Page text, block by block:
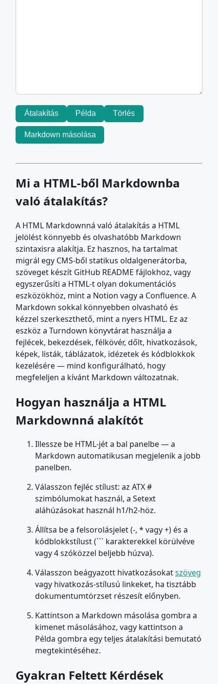
Átalakítás Példa Törlés
Markdown másolása
Mi a HTML-ből Markdownba
való átalakítás?
A HTML Markdownná való átalakítás a HTML
jelölést könnyebb és olvashatóbb Markdown
szintaxisra alakítja. Ez hasznos, ha tartalmat
migrál egy CMS-ből statikus oldalgenerátorba,
szöveget készít GitHub README fájlokhoz, vagy
egyszerűsíti a HTML-t olyan dokumentációs
eszközökhöz, mint a Notion vagy a Confluence. A
Markdown sokkal könnyebben olvasható és
kézzel szerkeszthető, mint a nyers HTML. Ez az
eszköz a Turndown könyvtárat használja a
fejlécek, bekezdések, félkövér, dőlt, hivatkozások,
képek, listák, táblázatok, idézetek és kódblokkok
kezelésére — mind konfigurálható, hogy
megfeleljen a kívánt Markdown változatnak.
Hogyan használja a HTML
Markdownná alakítót
Illessze be HTML-jét a bal panelbe — a
Markdown automatikusan megjelenik a jobb
panelben.
Válasszon fejléc stílust: az ATX #
szimbólumokat használ, a Setext
aláhúzásokat használ h1/h2-höz.
Állítsa be a felsorolásjelet (-, * vagy +) és a
kódblokkstílust (``` karakterekkel körülvéve
vagy 4 szóközzel beljebb húzva).
Válasszon beágyazott hivatkozásokatszöveg
vagy hivatkozás-stílusú linkeket, ha tisztább
dokumentumtörzset részesít előnyben.
Kattintson a Markdown másolása gombra a
kimenet másolásához, vagy kattintson a
Példa gombra egy teljes átalakítási bemutató
megtekintéséhez.
Gyakran Feltett Kérdések